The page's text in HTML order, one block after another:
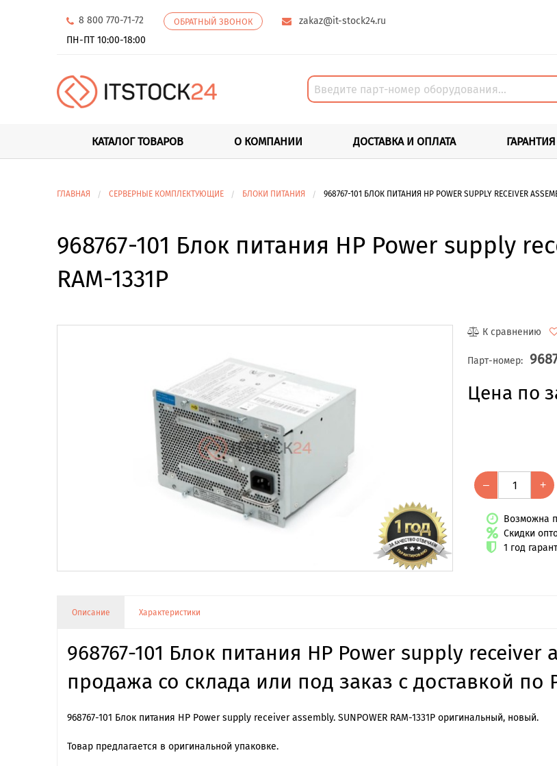
8 800 770-71-72 ОБРАТНЫЙ ЗВОНОК
zakaz@it-stock24.ru
ПН-ПТ 10:00-18:00
КАТАЛОГ ТОВАРОВ О КОМПАНИИ ДОСТАВКА И ОПЛАТА
ГЛАВНАЯ СЕРВЕРНЫЕ КОМПЛЕКТУЮЩИЕ БЛОКИ ПИТАНИЯ 968767-101 БЛОК ПИТАНИЯ HP POWER SUPPLY RECEIVER
968767-101 Блок питания HP Power supply
RAM-1331P
К сравнению
Парт-номер:
Цена по
– +
Возможна
Скидки
1 год
Описание Характеристики
968767-101 Блок питания HP Power supply receiver
продажа со склада или под заказ с доставкой по
968767-101 Блок питания HP Power supply receiver assembly. SUNPOWER RAM-1331P оригинальный, новый.
Товар предлагается в оригинальной упаковке.